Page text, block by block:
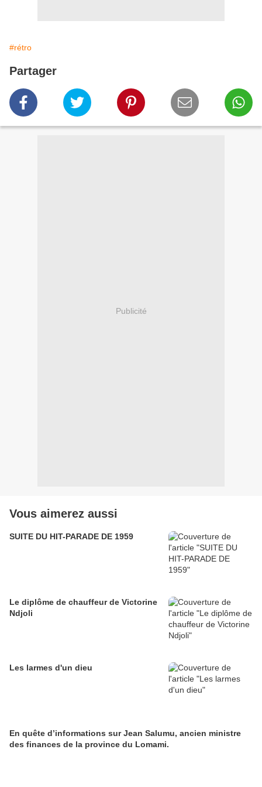
#rétro
Partager
Publicité
Vous aimerez aussi
SUITE DU HIT-PARADE DE 1959
Le diplôme de chauffeur de Victorine
Ndjoli
Les larmes d'un dieu
En quête d’informations sur Jean Salumu, ancien ministre
des finances de la province du Lomami.